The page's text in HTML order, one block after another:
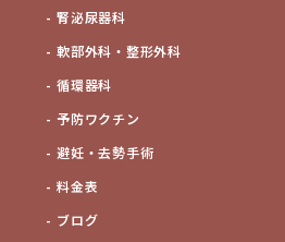
腎泌尿器科
軟部外科・整形外科
循環器科
予防ワクチン
避妊・去勢手術
料金表
ブログ